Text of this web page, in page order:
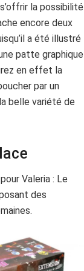
la possibilité
encore deux
a été illustré
patte graphique
en effet la
par un
belle variété de
Valeria : Le
des